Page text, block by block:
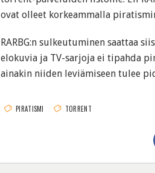
ovat olleet korkeammalla
RARBG:n sulkeutuminen saattaa
elokuvia ja TV-sarjoja ei tipahda
ainakin niiden leviämiseen tulee
PIRATISMI TORRENT